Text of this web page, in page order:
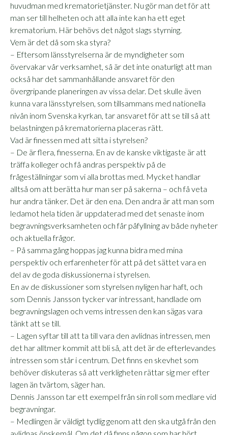
huvudman med krematorietjänster. Nu gör man det för att
man ser till helheten och att alla inte kan ha ett eget
krematorium. Här behövs det något slags styrning.
Vem är det då som ska styra?
– Eftersom länsstyrelserna är de myndigheter som
övervakar vår verksamhet, så är det inte onaturligt att man
också har det sammanhållande ansvaret för den
övergripande planeringen av vissa delar. Det skulle även
kunna vara länsstyrelsen, som tillsammans med nationella
nivån inom Svenska kyrkan, tar ansvaret för att se till så att
belastningen på krematorierna placeras rätt.
Vad är finessen med att sitta i styrelsen?
– De är flera, finesserna. En av de kanske viktigaste är att
träffa kolleger och få andras perspektiv på de
frågeställningar som vi alla brottas med. Mycket handlar
alltså om att berätta hur man ser på sakerna – och få veta
hur andra tänker. Det är den ena. Den andra är att man som
ledamot hela tiden är upp­daterad med det senaste inom
begravningsverksamheten och får påfyllning av både nyheter
och aktuella frågor.
– På samma gång hoppas jag kunna bidra med mina
perspektiv och erfarenheter för att på det sättet vara en
del av de goda diskussionerna i styrelsen.
En av de diskussioner som styrelsen nyligen har haft, och
som Dennis Jansson tycker var intressant, handlade om
begravningslagen och vems intressen den kan sägas vara
tänkt att se till.
– Lagen syftar till att ta till vara den avlidnas intressen, men
det har alltmer kommit att bli så, att det är de efterlev­andes
intressen som står i centrum. Det finns en skevhet som
behöver diskuteras så att verkligheten rättar sig mer efter
lagen än tvärtom, säger han.
Dennis Jansson tar ett exempel från sin roll som medlare vid
begravningar.
– Medlingen är väldigt tydlig genom att den ska utgå från den